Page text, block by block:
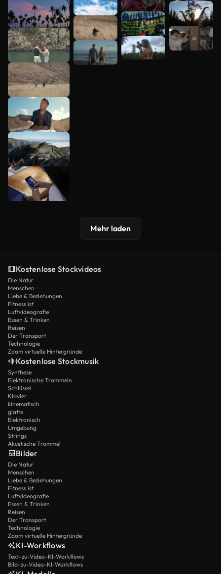
Mehr laden
Kostenlose Stockvideos
Die Natur
Menschen
Liebe & Beziehungen
Fitness ist
Luftvideografie
Essen & Trinken
Reisen
Der Transport
Technologie
Zoom virtuelle Hintergründe
Kostenlose Stockmusik
Synthese
Elektronische Trommeln
Schlüssel
Klavier
kinematisch
glatte
Elektronisch
Umgebung
Strings
Akustische Trommel
Bilder
Die Natur
Menschen
Liebe & Beziehungen
Fitness ist
Luftvideografie
Essen & Trinken
Reisen
Der Transport
Technologie
Zoom virtuelle Hintergründe
KI-Workflows
Text-zu-Video-KI-Workflows
Bild-zu-Video-KI-Workflows